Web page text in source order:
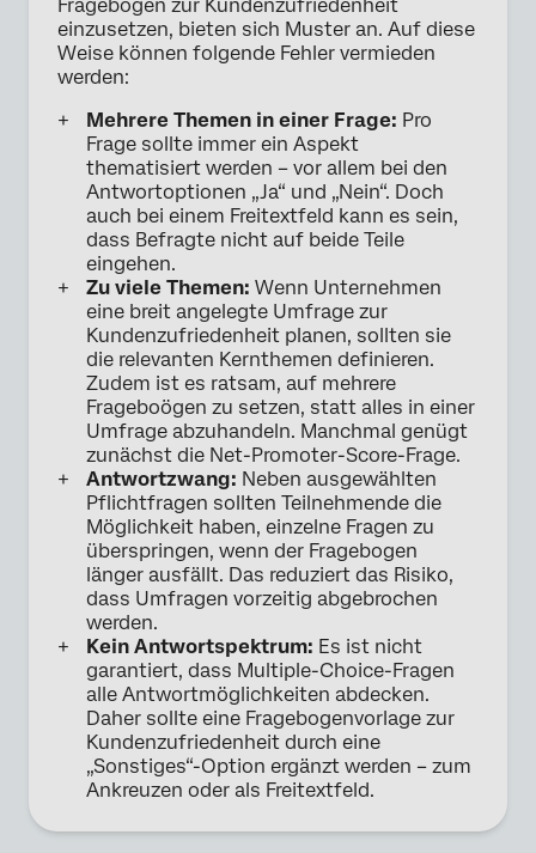
Fragebogen zur Kundenzufriedenheit
einzusetzen, bieten sich Muster an. Auf diese
Weise können folgende Fehler vermieden
werden:
Mehrere Themen in einer Frage: Pro
Frage sollte immer ein Aspekt
thematisiert werden – vor allem bei den
Antwortoptionen „Ja“ und „Nein“. Doch
auch bei einem Freitextfeld kann es sein,
dass Befragte nicht auf beide Teile
eingehen.
Zu viele Themen: Wenn Unternehmen
eine breit angelegte Umfrage zur
Kundenzufriedenheit planen, sollten sie
die relevanten Kernthemen definieren.
Zudem ist es ratsam, auf mehrere
Frageboögen zu setzen, statt alles in einer
Umfrage abzuhandeln. Manchmal genügt
zunächst die Net-Promoter-Score-Frage.
Antwortzwang: Neben ausgewählten
Pflichtfragen sollten Teilnehmende die
Möglichkeit haben, einzelne Fragen zu
überspringen, wenn der Fragebogen
länger ausfällt. Das reduziert das Risiko,
dass Umfragen vorzeitig abgebrochen
werden.
Kein Antwortspektrum: Es ist nicht
garantiert, dass Multiple-Choice-Fragen
alle Antwortmöglichkeiten abdecken.
Daher sollte eine Fragebogenvorlage zur
Kundenzufriedenheit durch eine
„Sonstiges“-Option ergänzt werden – zum
Ankreuzen oder als Freitextfeld.